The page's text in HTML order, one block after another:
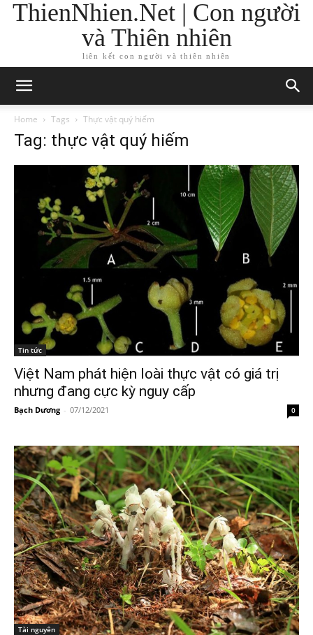
ThienNhien.Net | Con người
và Thiên nhiên
liên kết con người và thiên nhiên
Home Tags Thực vật quý hiếm
Tag: thực vật quý hiếm
Tin tức
Việt Nam phát hiện loài thực vật có giá trị
nhưng đang cực kỳ nguy cấp
Bạch Dương - 07/12/2021 0
Tài nguyên